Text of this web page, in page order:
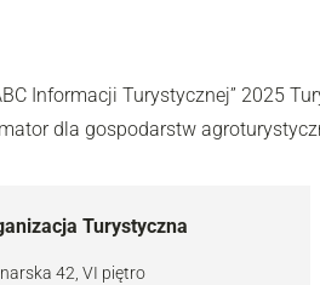
Informacji Turystycznej” 2025
dla gospodarstw
Turystyczna
42, VI piętro